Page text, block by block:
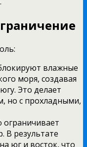
влажные
моря, создавая
Это делает
но с прохладными,
ограничивает
В результате
юг и восток, что